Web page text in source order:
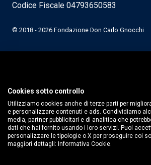
Codice Fiscale 04793650583
© 2018 - 2026 Fondazione Don Carlo Gnocchi
Cookies sotto controllo
Utilizziamo cookies anche di terze parti per
e personalizzare contenuti e ads. Condividiamo
media, partner pubblicitari e di analitica che
dati che hai fornito usando i loro servizi. Puoi
personalizzare le tipologie o X per proseguire coi
maggiori dettagli: Informativa Cookie.